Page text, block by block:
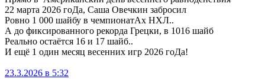
22 марта 2026 гоДа, Саша Овечкин забросил
Ровно 1 000 шайбу в чемпионатАх НХЛ..
А до фиксированного рекорда Грецки, в 1016 шайб
Реально остаётся 16 и 17 шайб..
И ещё 1 один месяц весенних игр 2026 гоДа!
23.3.2026 в 5:32